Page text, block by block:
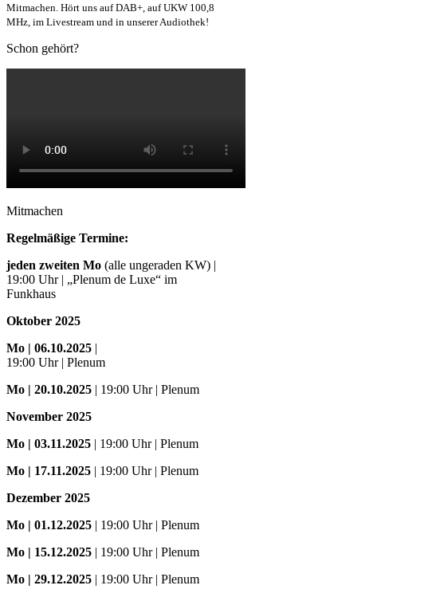
Mitmachen. Hört uns auf DAB+, auf UKW 100,8
MHz, im Livestream und in unserer Audiothek!
Schon gehört?
Mitmachen
Regelmäßige Termine:
jeden zweiten Mo (alle ungeraden KW) |
19:00 Uhr | „Plenum de Luxe“ im
Funkhaus
Oktober 2025
Mo | 06.10.2025 |
19:00 Uhr | Plenum
Mo | 20.10.2025 | 19:00 Uhr | Plenum
November 2025
Mo | 03.11.2025 | 19:00 Uhr | Plenum
Mo | 17.11.2025 | 19:00 Uhr | Plenum
Dezember 2025
Mo | 01.12.2025 | 19:00 Uhr | Plenum
Mo | 15.12.2025 | 19:00 Uhr | Plenum
Mo | 29.12.2025 | 19:00 Uhr | Plenum